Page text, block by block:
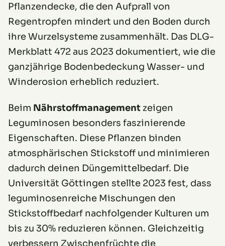
Pflanzendecke, die den Aufprall von
Regentropfen mindert und den Boden durch
ihre Wurzelsysteme zusammenhält. Das DLG-
Merkblatt 472 aus 2023 dokumentiert, wie die
ganzjährige Bodenbedeckung Wasser- und
Winderosion erheblich reduziert.
Beim Nährstoffmanagement zeigen
Leguminosen besonders faszinierende
Eigenschaften. Diese Pflanzen binden
atmosphärischen Stickstoff und minimieren
dadurch deinen Düngemittelbedarf. Die
Universität Göttingen stellte 2023 fest, dass
leguminosenreiche Mischungen den
Stickstoffbedarf nachfolgender Kulturen um
bis zu 30% reduzieren können. Gleichzeitig
verbessern Zwischenfrüchte die